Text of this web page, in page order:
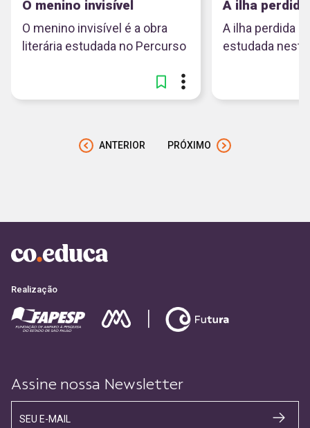
O menino invisível
O menino invisível é a obra
literária estudada no Percurso
A ilha perdida
A ilha perdida é
estudada
ANTERIOR PRÓXIMO
Realização
Assine nossa Newsletter
SEU E-MAIL